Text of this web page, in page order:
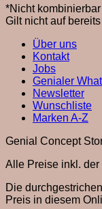
*Nicht
Gilt nicht auf
Über uns
Kontakt
Jobs
Genialer
Newsletter
Wunschliste
Marken A-Z
Genial Concept
Alle Preise inkl.
Die
Preis in diesem